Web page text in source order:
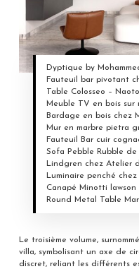
Dyptique by
Fauteuil bar pivotant
Table Colosseo –
Meuble TV en bois sur
Bardage en bois chez
Mur en marbre pietra
Fauteuil Bar cuir
Sofa Pebble Rubble
Lindgren chez Atelier
Luminaire penché
Canapé Minotti
Round Metal Table
Le troisième volume,
villa, symbolisant un axe de
discret, reliant les différents